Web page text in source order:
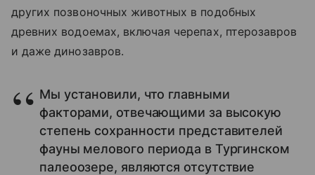
других позвоночных животных в подобных
древних водоемах, включая черепах, птерозавров
и даже динозавров.
Мы установили, что главными
факторами, отвечающими за высокую
степень сохранности представителей
фауны мелового периода в Тургинском
палеоозере, являются отсутствие